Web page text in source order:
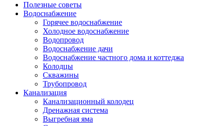
Полезные советы
Водоснабжение
Горячее водоснабжение
Холодное водоснабжение
Водопровод
Водоснабжение дачи
Водоснабжение частного дома и коттеджа
Колодцы
Скважины
Трубопровод
Канализация
Канализационный колодец
Дренажная система
Выгребная яма